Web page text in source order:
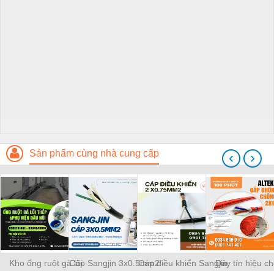
Sản phẩm cùng nhà cung cấp
Kho ống ruột gà lõiCáp Sangjin 3x0.5mm2Cáp điều khiển SangjinDây tín hiệu
‹ ›